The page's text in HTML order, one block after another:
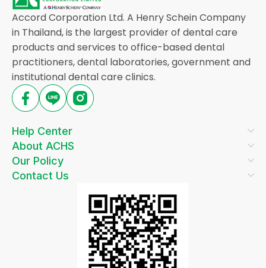
Accord Corporation Ltd. A Henry Schein Company
in Thailand, is the largest provider of dental care
products and services to office-based dental
practitioners, dental laboratories, government and
institutional dental care clinics.
Help Center
About ACHS
Our Policy
Contact Us